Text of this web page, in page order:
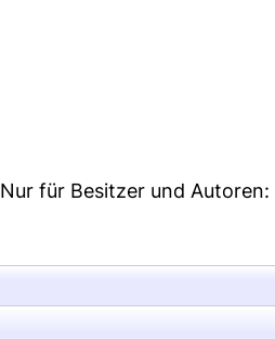
Nur für Besitzer und Autoren: